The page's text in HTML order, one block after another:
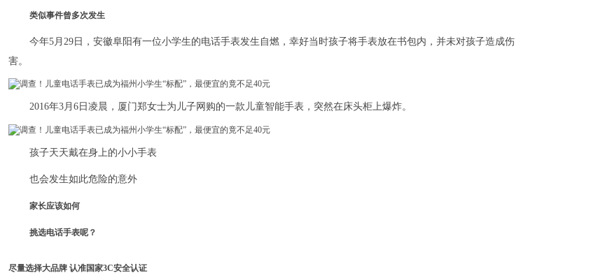
类似事件曾多次发生
今年5月29日，安徽阜阳有一位小学生的电话手表发生自燃，幸好当时孩子将手表放在书包内，并未对孩子造成伤
害。
2016年3月6日凌晨，厦门郑女士为儿子网购的一款儿童智能手表，突然在床头柜上爆炸。
孩子天天戴在身上的小小手表
也会发生如此危险的意外
家长应该如何
挑选电话手表呢？
尽量选择大品牌 认准国家3C安全认证